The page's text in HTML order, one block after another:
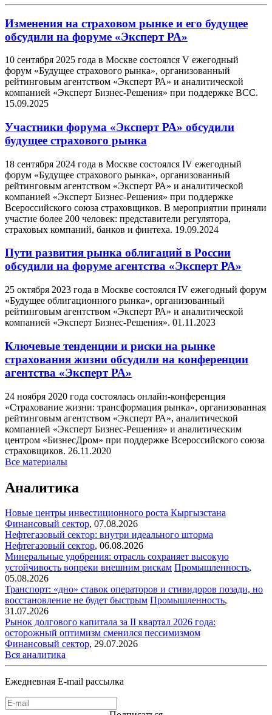
Изменения на страховом рынке и его будущее
обсудили на форуме «Эксперт РА»
10 сентября 2025 года в Москве состоялся V ежегодный
форум «Будущее страхового рынка», организованный
рейтинговым агентством «Эксперт РА» и аналитической
компанией «Эксперт Бизнес-Решения» при поддержке ВСС.
15.09.2025
Участники форума «Эксперт РА» обсудили
будущее страхового рынка
18 сентября 2024 года в Москве состоялся IV ежегодный
форум «Будущее страхового рынка», организованный
рейтинговым агентством «Эксперт РА» и аналитической
компанией «Эксперт Бизнес-Решения» при поддержке
Всероссийского союза страховщиков. В мероприятии приняли
участие более 200 человек: представители регулятора,
страховых компаний, банков и финтеха. 19.09.2024
Пути развития рынка облигаций в России
обсудили на форуме агентства «Эксперт РА»
25 октября 2023 года в Москве состоялся IV ежегодный форум
«Будущее облигационного рынка», организованный
рейтинговым агентством «Эксперт РА» и аналитической
компанией «Эксперт Бизнес-Решения». 01.11.2023
Ключевые тенденции и риски на рынке
страхования жизни обсудили на конференции
агентства «Эксперт РА»
24 ноября 2020 года состоялась онлайн-конференция
«Страхование жизни: трансформация рынка», организованная
рейтинговым агентством «Эксперт РА», аналитической
компанией «Эксперт Бизнес-Решения» и аналитическим
центром «БизнесДром» при поддержке Всероссийского союза
страховщиков. 26.11.2020
Все материалы
Аналитика
Новые центры инвестиционного роста Кыргызстана
Финансовый сектор, 07.08.2026
Нефтегазовый сектор: внутри идеального шторма
Нефтегазовый сектор, 06.08.2026
Минеральные удобрения: отрасль сохраняет высокую
устойчивость вопреки внешним рискам Промышленность,
05.08.2026
Транспорт: «дно» ставок операторов и стивидоров позади, но
восстановление не будет быстрым Промышленность,
31.07.2026
Рынок долгового капитала за II квартал 2026 года:
осторожный оптимизм сменился пессимизмом
Финансовый сектор, 29.07.2026
Вся аналитика
Ежедневная E-mail рассылка